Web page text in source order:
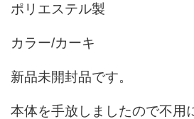
ポリエステル製
カラー/カーキ
新品未開封品です。
本体を手放しましたので不用